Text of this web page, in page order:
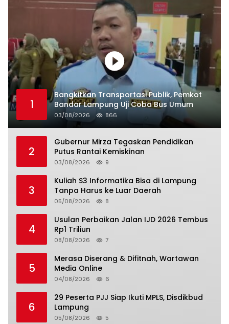
1
Bangkitkan Transportasi Publik, Pemkot
Bandar Lampung Uji Coba Bus Umum
03/08/2026 866
2
Gubernur Mirza Tegaskan Pendidikan
Putus Rantai Kemiskinan
03/08/2026 9
3
Kuliah S3 Informatika Bisa di Lampung
Tanpa Harus ke Luar Daerah
05/08/2026 8
4
Usulan Perbaikan Jalan IJD 2026 Tembus
Rp1 Triliun
08/08/2026 7
5
Merasa Diserang & Difitnah, Wartawan
Media Online
04/08/2026 6
6
29 Peserta PJJ Siap Ikuti MPLS, Disdikbud
Lampung
05/08/2026 5